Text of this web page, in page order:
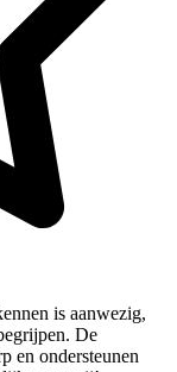
is aanwezig,
De
en ondersteunen